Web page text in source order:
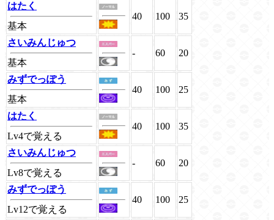
はたく
基本
40 100 35
さいみんじゅつ
基本
- 60 20
みずでっぽう
基本
40 100 25
はたく
Lv4で覚える
40 100 35
さいみんじゅつ
Lv8で覚える
- 60 20
みずでっぽう
Lv12で覚える
40 100 25